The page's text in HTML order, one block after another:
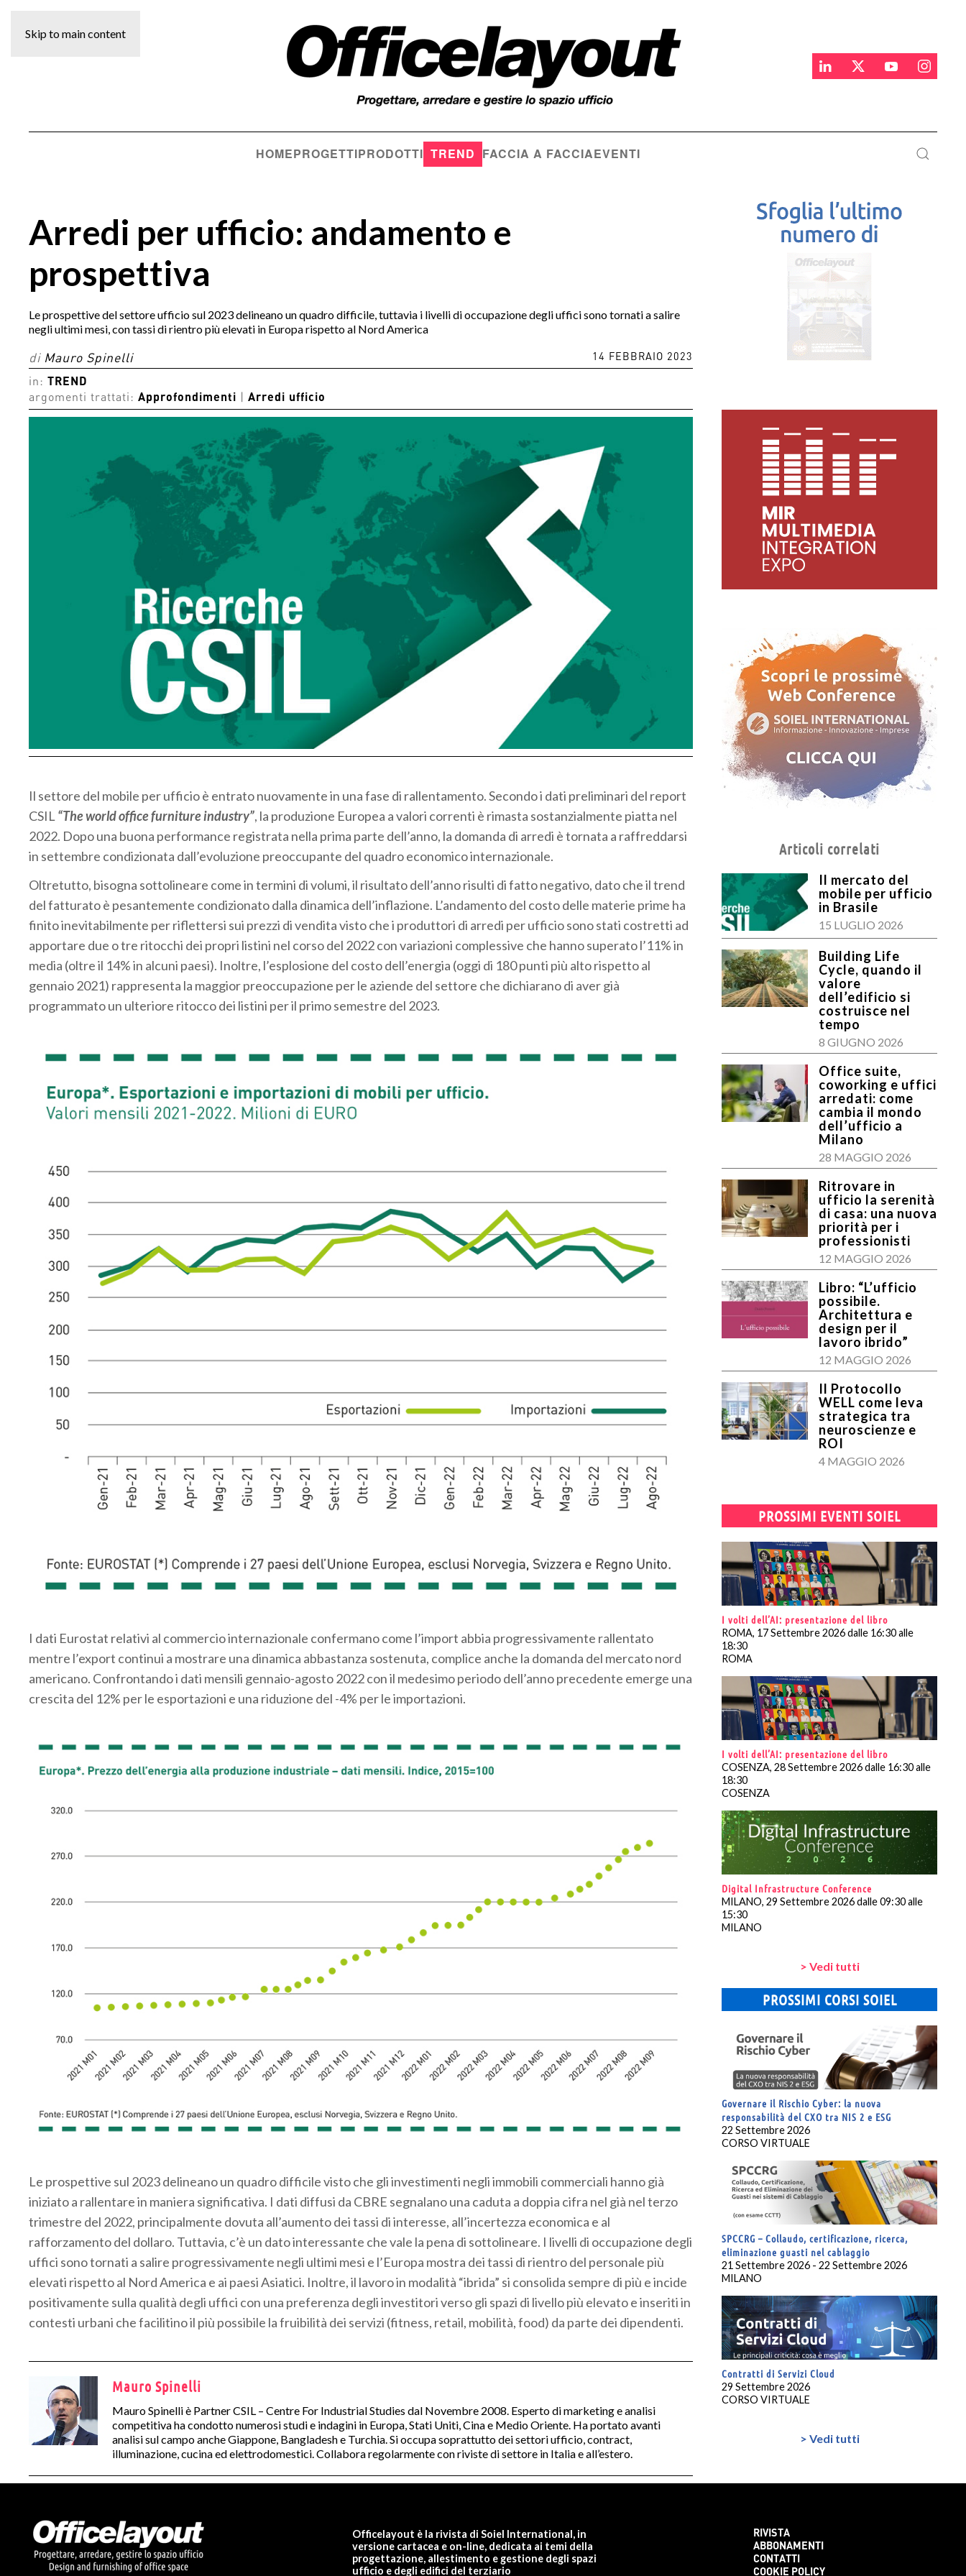
Skip to main content
HOMEPROGETTIPRODOTTI TREND FACCIA A FACCIAEVENTI
Arredi per ufficio: andamento e
prospettiva
Le prospettive del settore ufficio sul 2023 delineano un quadro difficile, tuttavia i livelli di occupazione degli uffici sono tornati a salire
negli ultimi mesi, con tassi di rientro più elevati in Europa rispetto al Nord America
di Mauro Spinelli 14 FEBBRAIO 2023
in:
TREND
argomenti trattati: Approfondimenti Arredi ufficio
Il settore del mobile per ufficio è entrato nuovamente in una fase di rallentamento. Secondo i dati preliminari del report
CSIL “The world office furniture industry”, la produzione Europea a valori correnti è rimasta sostanzialmente piatta nel
2022. Dopo una buona performance registrata nella prima parte dell’anno, la domanda di arredi è tornata a raffreddarsi
in settembre condizionata dall’evoluzione preoccupante del quadro economico internazionale.
Oltretutto, bisogna sottolineare come in termini di volumi, il risultato dell’anno risulti di fatto negativo, dato che il trend
del fatturato è pesantemente condizionato dalla dinamica dell’inflazione. L’andamento del costo delle materie prime ha
finito inevitabilmente per riflettersi sui prezzi di vendita visto che i produttori di arredi per ufficio sono stati costretti ad
apportare due o tre ritocchi dei propri listini nel corso del 2022 con variazioni complessive che hanno superato l’11% in
media (oltre il 14% in alcuni paesi). Inoltre, l’esplosione del costo dell’energia (oggi di 180 punti più alto rispetto al
gennaio 2021) rappresenta la maggior preoccupazione per le aziende del settore che dichiarano di aver già
programmato un ulteriore ritocco dei listini per il primo semestre del 2023.
I dati Eurostat relativi al commercio internazionale confermano come l’import abbia progressivamente rallentato
mentre l’export continui a mostrare una dinamica abbastanza sostenuta, complice anche la domanda del mercato nord
americano. Confrontando i dati mensili gennaio-agosto 2022 con il medesimo periodo dell’anno precedente emerge una
crescita del 12% per le esportazioni e una riduzione del -4% per le importazioni.
Le prospettive sul 2023 delineano un quadro difficile visto che gli investimenti negli immobili commerciali hanno già
iniziato a rallentare in maniera significativa. I dati diffusi da CBRE segnalano una caduta a doppia cifra nel già nel terzo
trimestre del 2022, principalmente dovuta all’aumento dei tassi di interesse, all’incertezza economica e al
rafforzamento del dollaro. Tuttavia, c’è un dato interessante che vale la pena di sottolineare. I livelli di occupazione degli
uffici sono tornati a salire progressivamente negli ultimi mesi e l’Europa mostra dei tassi di rientro del personale più
elevati rispetto al Nord America e ai paesi Asiatici. Inoltre, il lavoro in modalità “ibrida” si consolida sempre di più e incide
positivamente sulla qualità degli uffici con una preferenza degli investitori verso gli spazi di livello più elevato e inseriti in
contesti urbani che facilitino il più possibile la fruibilità dei servizi (fitness, retail, mobilità, food) da parte dei dipendenti.
Mauro Spinelli
Mauro Spinelli è Partner CSIL – Centre For Industrial Studies dal Novembre 2008. Esperto di marketing e analisi
competitiva ha condotto numerosi studi e indagini in Europa, Stati Uniti, Cina e Medio Oriente. Ha portato avanti
analisi sul campo anche Giappone, Bangladesh e Turchia. Si occupa soprattutto dei settori ufficio, contract,
illuminazione, cucina ed elettrodomestici. Collabora regolarmente con riviste di settore in Italia e all’estero.
Articoli correlati
Il mercato del
mobile per ufficio
in Brasile
15 LUGLIO 2026
Building Life
Cycle, quando il
valore
dell’edificio si
costruisce nel
tempo
8 GIUGNO 2026
Office suite,
coworking e uffici
arredati: come
cambia il mondo
dell’ufficio a
Milano
28 MAGGIO 2026
Ritrovare in
ufficio la serenità
di casa: una nuova
priorità per i
professionisti
12 MAGGIO 2026
Libro: “L’ufficio
possibile.
Architettura e
design per il
lavoro ibrido”
12 MAGGIO 2026
Il Protocollo
WELL come leva
strategica tra
neuroscienze e
ROI
4 MAGGIO 2026
PROSSIMI EVENTI SOIEL
I volti dell’AI: presentazione del libro
ROMA, 17 Settembre 2026 dalle 16:30 alle
18:30
ROMA
I volti dell’AI: presentazione del libro
COSENZA, 28 Settembre 2026 dalle 16:30 alle
18:30
COSENZA
Digital Infrastructure Conference
MILANO, 29 Settembre 2026 dalle 09:30 alle
15:30
MILANO
> Vedi tutti
PROSSIMI CORSI SOIEL
Governare il Rischio Cyber: la nuova
responsabilità del CXO tra NIS 2 e ESG
22 Settembre 2026
CORSO VIRTUALE
SPCCRG – Collaudo, certificazione, ricerca,
eliminazione guasti nel cablaggio
21 Settembre 2026 - 22 Settembre 2026
MILANO
Contratti di Servizi Cloud
29 Settembre 2026
CORSO VIRTUALE
> Vedi tutti
Officelayout è la rivista di Soiel International, in
versione cartacea e on-line, dedicata ai temi della
progettazione, allestimento e gestione degli spazi
ufficio e degli edifici del terziario
RIVISTA
ABBONAMENTI
CONTATTI
COOKIE POLICY